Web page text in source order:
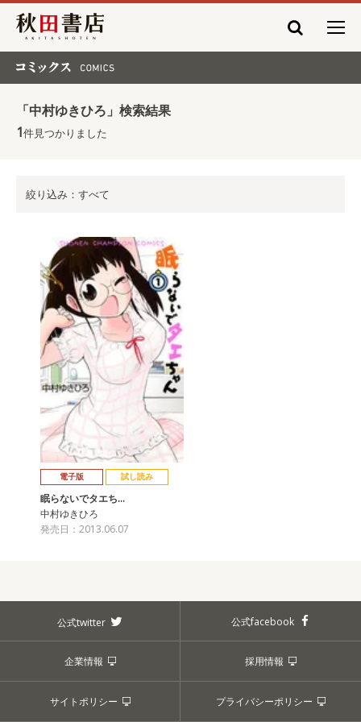
秋田書店
「中村ゆきひろ」検索結果
1件見つかりました
絞り込み：すべて
電子版 試し読み
眠らないでタエち…
中村ゆきひろ
発売日：2013.06.07
公式twitter 公式facebook
企業情報 採用情報
サイトポリシー プライバシーポリシー